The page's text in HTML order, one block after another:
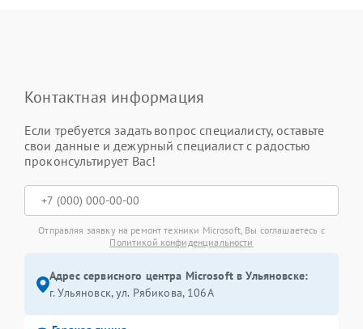
Контактная информация
Если требуется задать вопрос специалисту, оставьте
свои данные и дежурный специалист с радостью
проконсультирует Вас!
Отправляя заявку на ремонт техники Microsoft, Вы соглашаетесь с
Политикой конфиденциальности
Адрес сервисного центра Microsoft в Ульяновске:
г. Ульяновск, ул. Рябикова, 106А